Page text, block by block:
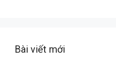
Bài viết mới